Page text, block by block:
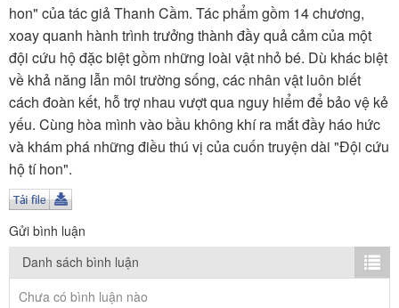
Kết nối VOV6
TÌM KIẾM
Vận hành bởi QI Corp
hon" của tác giả Thanh Cầm. Tác phẩm gồm 14 chương,
xoay quanh hành trình trưởng thành đầy quả cảm của một
đội cứu hộ đặc biệt gồm những loài vật nhỏ bé. Dù khác biệt
về khả năng lẫn môi trường sống, các nhân vật luôn biết
cách đoàn kết, hỗ trợ nhau vượt qua nguy hiểm để bảo vệ kẻ
yếu. Cùng hòa mình vào bầu không khí ra mắt đầy háo hức
và khám phá những điều thú vị của cuốn truyện dài "Đội cứu
hộ tí hon".
Gửi bình luận
Danh sách bình luận
Chưa có bình luận nào